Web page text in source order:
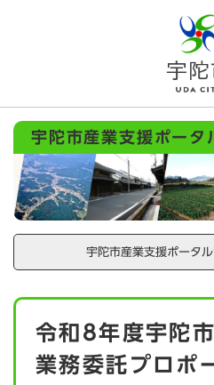
メニューを飛ば
宇陀市産業支援ポータ
宇陀市産業支援ポータ
本
令和8年度宇陀
業務委託プロポ